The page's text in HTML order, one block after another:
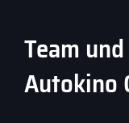
Team
Autokino